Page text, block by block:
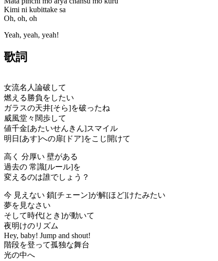
Kimi ni kubittake sa
Oh, oh, oh
Yeah, yeah, yeah!
歌詞
女流名人論破して
燃える勝負をしたい
ガラスの天井[そら]を破ったね
威風堂々闊歩して
値千金[あたいせんきん]スマイル
明日[あす]への扉[ドア]をこじ開けて
高く 分厚い 壁がある
過去の 常識[ルール]を
変えるのは誰でしょう？
今 見えない 鎖[チェーン]が解[ほど]けたみたい
夢を見なさい
そして時代[とき]が動いて
夜明けのリズム
Hey, baby! Jump and shout!
階段を登って孤独な舞台
光の中へ